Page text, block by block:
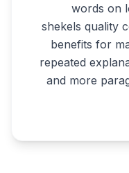
words on
shekels quality
benefits for
repeated
and more